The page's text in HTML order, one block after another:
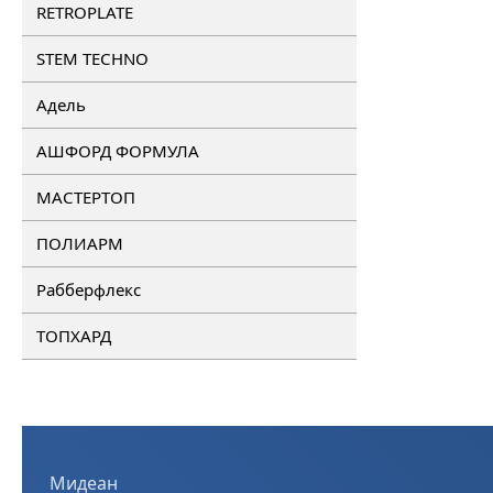
RETROPLATE
STEM TECHNO
Адель
АШФОРД ФОРМУЛА
МАСТЕРТОП
ПОЛИАРМ
Рабберфлекс
ТОПХАРД
Мидеан